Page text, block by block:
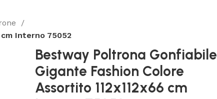
Interno 75052
Bestway Poltrona Gonfiabile
Gigante Fashion Colore
Assortito 112x112x66 cm